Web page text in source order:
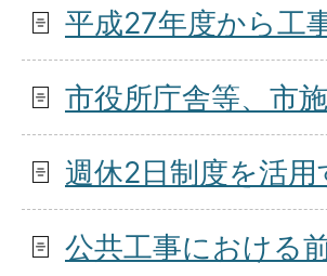
平成27年度から工
市役所庁舎等、市
週休2日制度を活
公共工事における